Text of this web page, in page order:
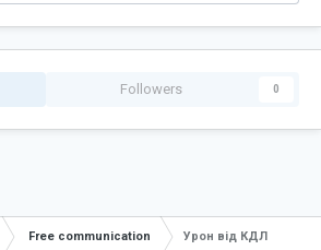
Followers 0
Free communication Урон від КДЛ